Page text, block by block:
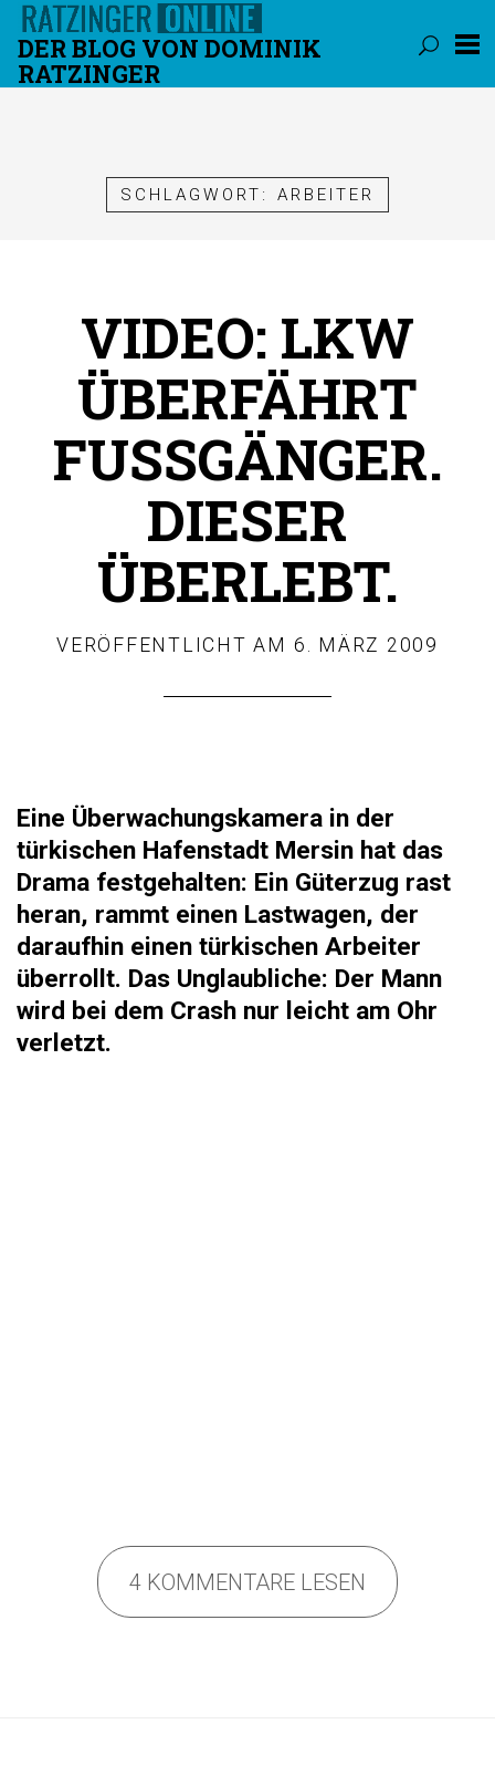
DER BLOG VON DOMINIK
RATZINGER
SCHLAGWORT: ARBEITER
VIDEO: LKW
ÜBERFÄHRT
FUSSGÄNGER.
DIESER
ÜBERLEBT.
VERÖFFENTLICHT AM 6. MÄRZ 2009
Eine Überwachungskamera in der
türkischen Hafenstadt Mersin hat das
Drama festgehalten: Ein Güterzug rast
heran, rammt einen Lastwagen, der
daraufhin einen türkischen Arbeiter
überrollt. Das Unglaubliche: Der Mann
wird bei dem Crash nur leicht am Ohr
verletzt.
4 KOMMENTARE LESEN